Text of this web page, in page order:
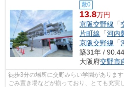
敷0
13.8万円
京阪交野線 「
片町線 「河内
京阪交野線 「
築31年 /
大阪府交野市
徒歩3分の場所に交野みらい学園がありま
ごみ置き場などが揃っており、とても充実